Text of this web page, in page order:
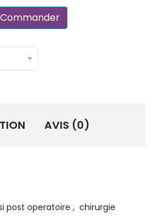
Commander
AVIS (0)
post operatoire , chirurgie